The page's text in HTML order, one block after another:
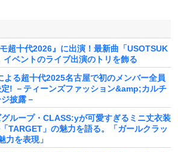
超十代2026』に出演！最新曲「USOTSUK
イベントのライブ出演のトリを飾る
る超十代2025名古屋で初のメンバー全員
! －ティーンズファッション&amp;カルチ
披露－
グループ・CLASS:yが可愛すぎるミニ丈衣装
TARGET」の魅力を語る。「ガールクラッ
力を表現」